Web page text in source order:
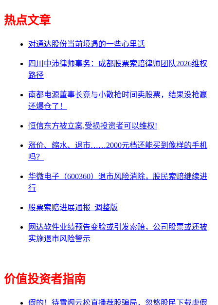
热点文章
对通达股份当前境遇的一些心里话
四川中沛律师事务：成都股票索赔律师团队2026维权
路径
南都电源董事长竟与小散抢时间卖股票，结果没抢赢
还爆仓了！
恒信东方被立案,受损投资者可以维权!
涨价、缩水、退市……2000元档还能买到像样的手机
吗？
华微电子（600360）退市风险消除，股民索赔继续进
行
股票索赔进展通报_调整版
网达软件业绩预告变脸或引发索赔，公司股票或还被
实施退市风险警示
价值投资者指南
假的！待雪阁云松直播荐股骗局，忽悠股民下载虚假